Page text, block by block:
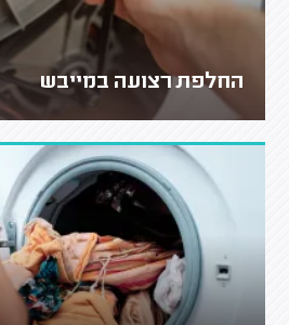
החלפת רצועה במייבש